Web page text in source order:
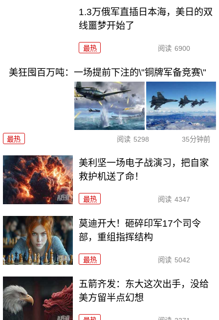
1.3万俄军直插日本海，美日的双
线噩梦开始了
最热 阅读 6900
美狂囤百万吨：一场提前下注的\"铜牌军备竞赛\"
最热 阅读 5298 35分钟前
美利坚一场电子战演习，把自家
救护机送了命！
最热 阅读 4347
莫迪开大！砸碎印军17个司令
部，重组指挥结构
最热 阅读 5042
五箭齐发：东大这次出手，没给
美方留半点幻想